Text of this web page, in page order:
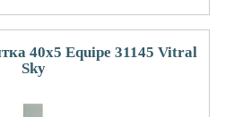
40x5 Equipe 31145 Vitral
Sky